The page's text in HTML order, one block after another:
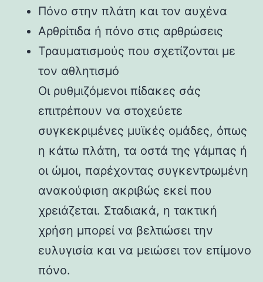
Πόνο στην πλάτη και τον αυχένα
Αρθρίτιδα ή πόνο στις αρθρώσεις
Τραυματισμούς που σχετίζονται με
τον αθλητισμό
Οι ρυθμιζόμενοι πίδακες σάς
επιτρέπουν να στοχεύετε
συγκεκριμένες μυϊκές ομάδες, όπως
η κάτω πλάτη, τα οστά της γάμπας ή
οι ώμοι, παρέχοντας συγκεντρωμένη
ανακούφιση ακριβώς εκεί που
χρειάζεται. Σταδιακά, η τακτική
χρήση μπορεί να βελτιώσει την
ευλυγισία και να μειώσει τον επίμονο
πόνο.